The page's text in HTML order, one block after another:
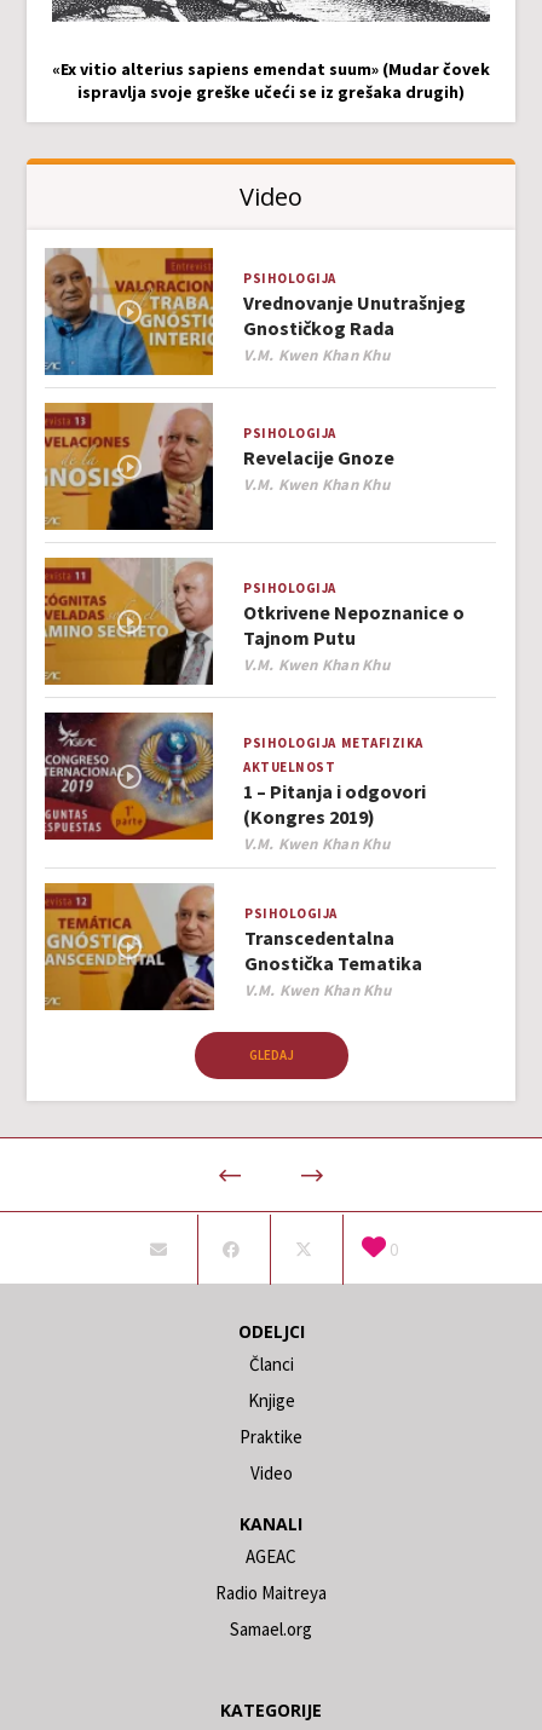
«Ex vitio alterius sapiens emendat suum» (Mudar čovek
ispravlja svoje greške učeći se iz grešaka drugih)
Video
PSIHOLOGIJA
Vrednovanje Unutrašnjeg
Gnostičkog Rada
Author
V.M. Kwen Khan Khu
PSIHOLOGIJA
Revelacije Gnoze
Author
V.M. Kwen Khan Khu
PSIHOLOGIJA
Otkrivene Nepoznanice o
Tajnom Putu
Author
V.M. Kwen Khan Khu
PSIHOLOGIJA METAFIZIKA
AKTUELNOST
1 – Pitanja i odgovori
(Kongres 2019)
Author
V.M. Kwen Khan Khu
PSIHOLOGIJA
Transcedentalna
Gnostička Tematika
Author
V.M. Kwen Khan Khu
GLEDAJ
0
ODELJCI
Članci
Knjige
Praktike
Video
KANALI
AGEAC
Radio Maitreya
Samael.org
KATEGORIJE